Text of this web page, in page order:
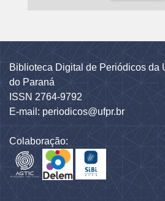
Biblioteca Digital de Periódicos da
do Paraná
ISSN 2764-9792
E-mail: periodicos@ufpr.br
Colaboração: